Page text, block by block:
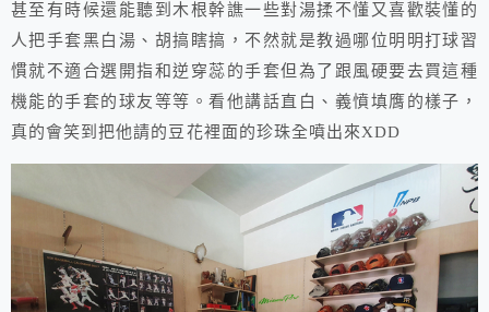
甚至有時候還能聽到木根幹譙一些對湯揉不懂又喜歡裝懂的
人把手套黑白湯、胡搞瞎搞，不然就是教過哪位明明打球習
慣就不適合選開指和逆穿蕊的手套但為了跟風硬要去買這種
機能的手套的球友等等。看他講話直白、義憤填膺的樣子，
真的會笑到把他請的豆花裡面的珍珠全噴出來XDD